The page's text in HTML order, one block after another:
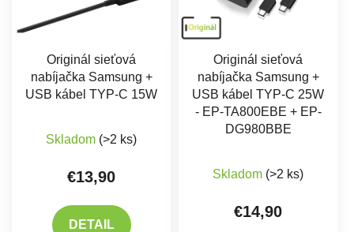
Originál sieťová
nabíjačka Samsung +
USB kábel TYP-C 15W
Priemerné hodnotenie produktu je 5,0 z 5
Skladom (>2 ks)
€13,90
DETAIL
Originál sieťová
nabíjačka Samsung +
USB kábel TYP-C 25W
- EP-TA800EBE + EP-
DG980BBE
Skladom (>2 ks)
€14,90